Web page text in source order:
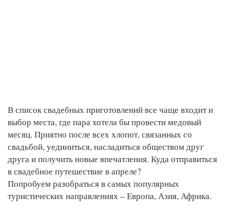
В список свадебных приготовлений все чаще входит и
выбор места, где пара хотела бы провести медовый
месяц. Приятно после всех хлопот, связанных со
свадьбой, уединиться, насладиться обществом друг
друга и получить новые впечатления. Куда отправиться
в свадебное путешествие в апреле?
Попробуем разобраться в самых популярных
туристических направлениях – Европа, Азия, Африка.